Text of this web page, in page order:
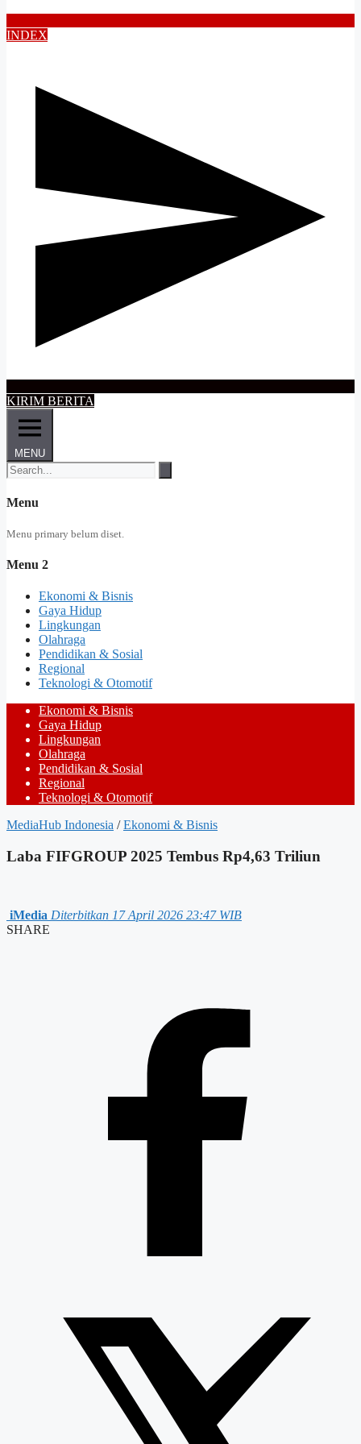
INDEX
KIRIM BERITA
MENU
Menu
Menu primary belum diset.
Menu 2
Ekonomi & Bisnis
Gaya Hidup
Lingkungan
Olahraga
Pendidikan & Sosial
Regional
Teknologi & Otomotif
Ekonomi & Bisnis
Gaya Hidup
Lingkungan
Olahraga
Pendidikan & Sosial
Regional
Teknologi & Otomotif
MediaHub Indonesia / Ekonomi & Bisnis
Laba FIFGROUP 2025 Tembus Rp4,63 Triliun
iMedia Diterbitkan 17 April 2026 23:47 WIB
SHARE